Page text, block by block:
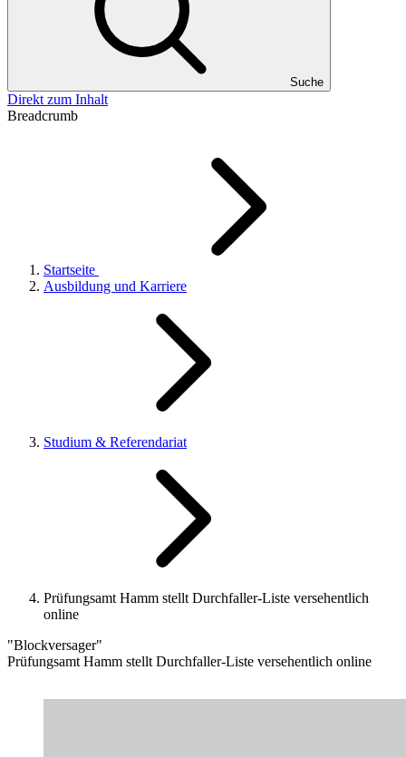
Suche
Direkt zum Inhalt
Breadcrumb
Startseite
Ausbildung und Karriere
Studium & Referendariat
Prüfungsamt Hamm stellt Durchfaller-Liste versehentlich
online
"Blockversager"
Prüfungsamt Hamm stellt Durchfaller-Liste versehentlich online